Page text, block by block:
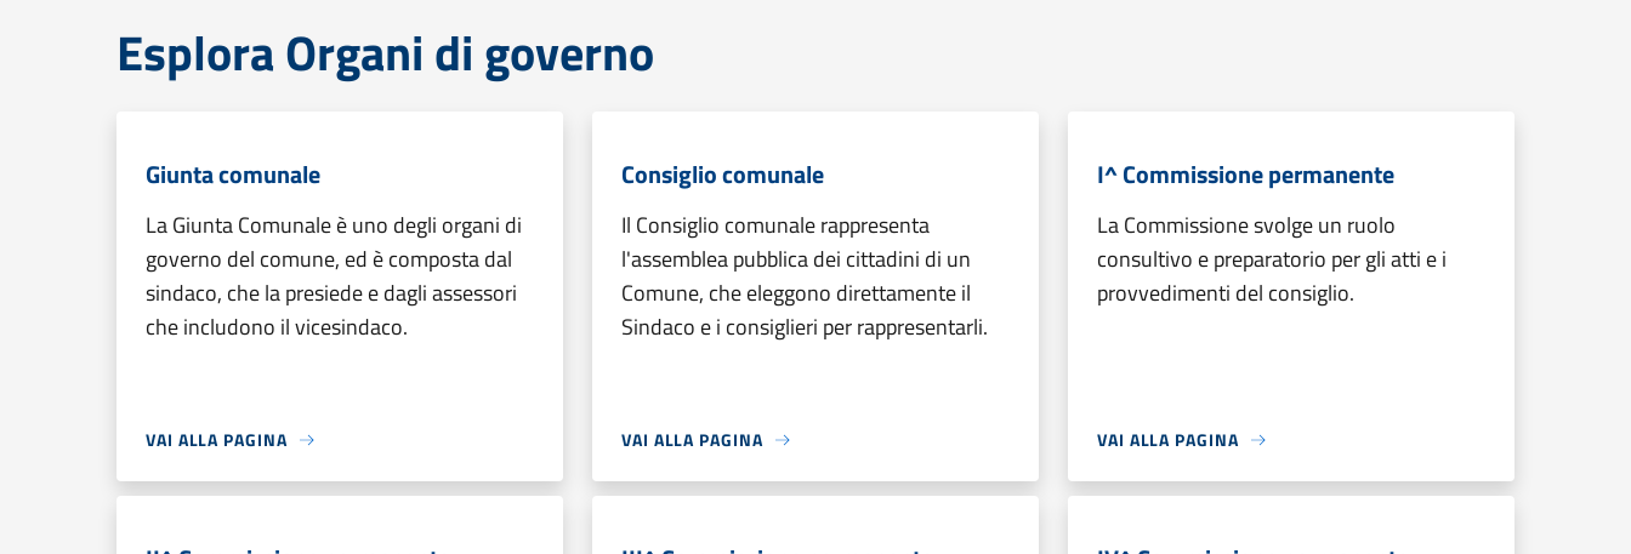
Esplora Organi di governo
Giunta comunale
La Giunta Comunale è uno degli organi di
governo del comune, ed è composta dal
sindaco, che la presiede e dagli assessori
che includono il vicesindaco.
VAI ALLA PAGINA
Consiglio comunale
Il Consiglio comunale rappresenta
l'assemblea pubblica dei cittadini di un
Comune, che eleggono direttamente il
Sindaco e i consiglieri per rappresentarli.
VAI ALLA PAGINA
I^ Commissione permanente
La Commissione svolge un ruolo
consultivo e preparatorio per gli atti e i
provvedimenti del consiglio.
VAI ALLA PAGINA